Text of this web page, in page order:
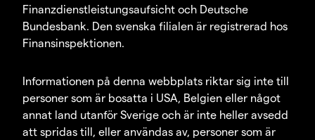
Finanzdienstleistungsaufsicht och Deutsche
Bundesbank. Den svenska filialen är registrerad hos
Finansinspektionen.
Informationen på denna webbplats riktar sig inte till
personer som är bosatta i USA, Belgien eller något
annat land utanför Sverige och är inte heller avsedd
att spridas till, eller användas av, personer som är